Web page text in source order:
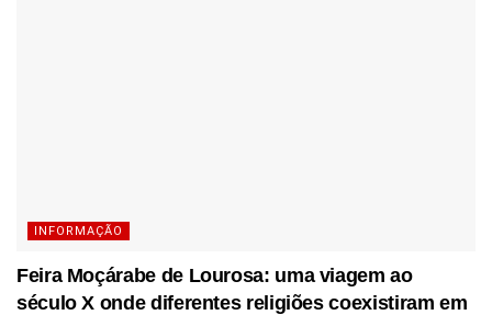
INFORMAÇÃO
Feira Moçárabe de Lourosa: uma viagem ao
século X onde diferentes religiões coexistiram em